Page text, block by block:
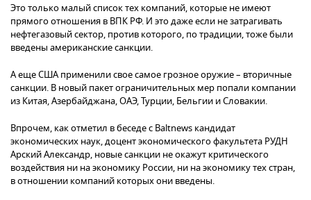
Это только малый список тех компаний, которые не имеют
прямого отношения в ВПК РФ. И это даже если не затрагивать
нефтегазовый сектор, против которого, по традиции, тоже были
введены американские санкции.
А еще США применили свое самое грозное оружие – вторичные
санкции. В новый пакет ограничительных мер попали компании
из Китая, Азербайджана, ОАЭ, Турции, Бельгии и Словакии.
Впрочем, как отметил в беседе с Baltnews кандидат
экономических наук, доцент экономического факультета РУДН
Арский Александр, новые санкции не окажут критического
воздействия ни на экономику России, ни на экономику тех стран,
в отношении компаний которых они введены.